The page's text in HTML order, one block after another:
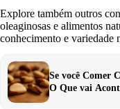
Explore também outros
oleaginosas e alimentos
conhecimento e variedade
Se você Comer
O Que vai